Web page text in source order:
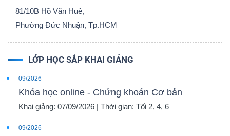
81/10B Hồ Văn Huê,
Phường Đức Nhuận, Tp.HCM
LỚP HỌC SẮP KHAI GIẢNG
09/2026
Khóa học online - Chứng khoán Cơ bản
Khai giảng: 07/09/2026 | Thời gian: Tối 2, 4, 6
09/2026